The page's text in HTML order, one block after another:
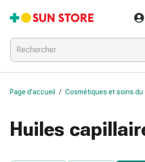
Médicaments
et
traitements
Refroidissement
et
grippe
contre
Mal
Page d’accueil / Cosmétiques et soins du
Huiles